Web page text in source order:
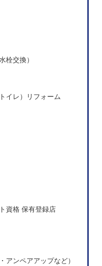
栓交換）
イレ）リフォーム
資格 保有登録店
アンペアアップなど）